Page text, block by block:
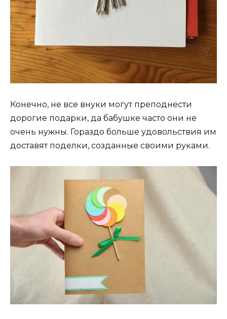
Конечно, не все внуки могут преподнести
дорогие подарки, да бабушке часто они не
очень нужны. Гораздо больше удовольствия им
доставят поделки, созданные своими руками.